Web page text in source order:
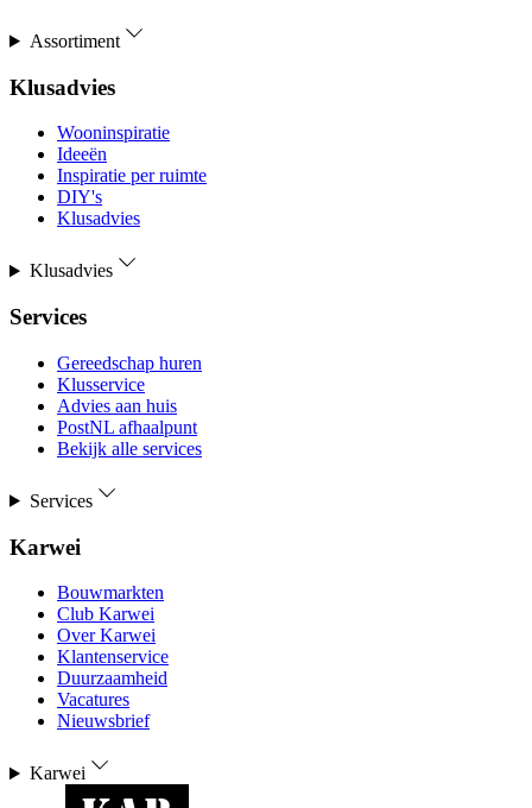
Assortiment
Klusadvies
Wooninspiratie
Ideeën
Inspiratie per ruimte
DIY's
Klusadvies
Klusadvies
Services
Gereedschap huren
Klusservice
Advies aan huis
PostNL afhaalpunt
Bekijk alle services
Services
Karwei
Bouwmarkten
Club Karwei
Over Karwei
Klantenservice
Duurzaamheid
Vacatures
Nieuwsbrief
Karwei